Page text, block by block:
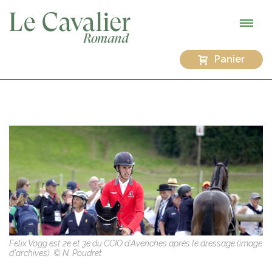
Panier
Felix Vogg est 2e et 3e du CCIO d'Avenches après le dressage (image
d'archives). © N. Poudret